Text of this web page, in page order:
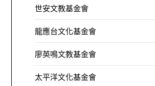
世安文教基金會
龍應台文化基金會
廖英鳴文教基金會
太平洋文化基金會